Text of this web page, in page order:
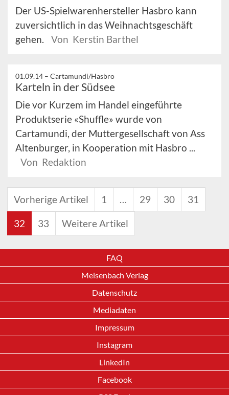
Der US-Spielwarenhersteller Hasbro kann
zuversichtlich in das Weihnachtsgeschäft
gehen.
Von Kerstin Barthel
01.09.14 – Cartamundi/Hasbro
Karteln in der Südsee
Die vor Kurzem im Handel eingeführte
Produktserie «Shuffle» wurde von
Cartamundi, der Muttergesellschaft von Ass
Altenburger, in Kooperation mit Hasbro ...
Von Redaktion
Vorherige Artikel 1 … 29 30 31
32 33 Weitere Artikel
FAQ
Meisenbach Verlag
Datenschutz
Mediadaten
Impressum
Instagram
LinkedIn
Facebook